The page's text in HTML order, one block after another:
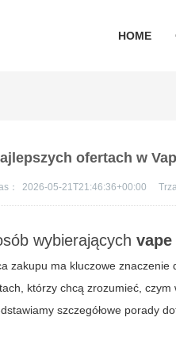
HOME
ofertach w
： 2026-05-21T21:46:36+00:00
wybierającychvape
zakupu ma kluczowe
którzy chcą zrozumieć,
szczegółowe porady